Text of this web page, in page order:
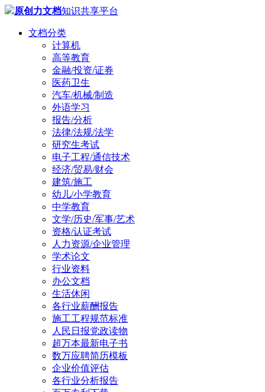
原创力文档知识共享平台
文档分类
计算机
高等教育
金融/投资/证券
医药卫生
汽车/机械/制造
外语学习
报告/分析
法律/法规/法学
研究生考试
电子工程/通信技术
经济/贸易/财会
建筑/施工
幼儿/小学教育
中学教育
文学/历史/军事/艺术
资格/认证考试
人力资源/企业管理
学术论文
行业资料
办公文档
生活休闲
各行业薪酬报告
施工工程规范标准
人民日报党政读物
超万本最新电子书
数万应聘简历模板
企业价值评估
各行业分析报告